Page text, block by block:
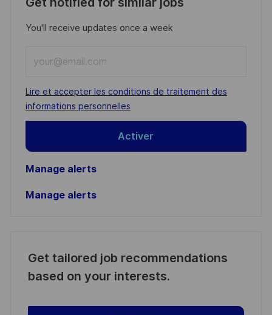
You'll receive updates once a week
Email
address
(Required)
Required
Lire et accepter les conditions de traitement des
informations personnelles
Activer
Manage alerts
Manage alerts
Get tailored job recommendations
based on your interests.